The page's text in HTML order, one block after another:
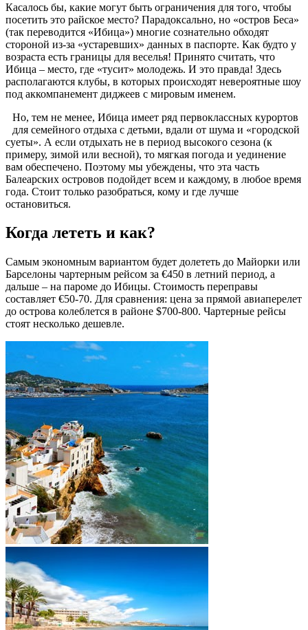
Касалось бы, какие могут быть ограничения для того, чтобы
посетить это райское место? Парадоксально, но «остров Беса»
(так переводится «Ибица») многие сознательно обходят
стороной из-за «устаревших» данных в паспорте. Как будто у
возраста есть границы для веселья! Принято считать, что
Ибица – место, где «тусит» молодежь. И это правда! Здесь
располагаются клубы, в которых происходят невероятные шоу
под аккомпанемент диджеев с мировым именем.
Но, тем не менее, Ибица имеет ряд первоклассных курортов
для семейного отдыха с детьми, вдали от шума и «городской
суеты». А если отдыхать не в период высокого сезона (к
примеру, зимой или весной), то мягкая погода и уединение
вам обеспечено. Поэтому мы убеждены, что эта часть
Балеарских островов подойдет всем и каждому, в любое время
года. Стоит только разобраться, кому и где лучше
остановиться.
Когда лететь и как?
Самым экономным вариантом будет долететь до Майорки или
Барселоны чартерным рейсом за €450 в летний период, а
дальше – на пароме до Ибицы. Стоимость переправы
составляет €50-70. Для сравнения: цена за прямой авиаперелет
до острова колеблется в районе $700-800. Чартерные рейсы
стоят несколько дешевле.